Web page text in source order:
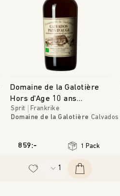
Domaine de la Galotière
Hors d'Age 10 ans
Calvados Biologique
Sprit
Frankrike
Domaine de la Galotière Calvados
859:- 1 Pack